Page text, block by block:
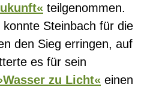
teilgenommen.
Steinbach für die
den Sieg erringen, auf
es für sein
zu Licht« einen